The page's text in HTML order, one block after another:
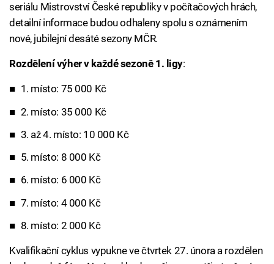
seriálu Mistrovství České republiky v počítačových hrách,
detailní informace budou odhaleny spolu s oznámením
nové, jubilejní desáté sezony MČR.
Rozdělení výher v každé sezoně 1. ligy:
1. místo: 75 000 Kč
2. místo: 35 000 Kč
3. až 4. místo: 10 000 Kč
5. místo: 8 000 Kč
6. místo: 6 000 Kč
7. místo: 4 000 Kč
8. místo: 2 000 Kč
Kvalifikační cyklus vypukne ve čtvrtek 27. února a rozdělen